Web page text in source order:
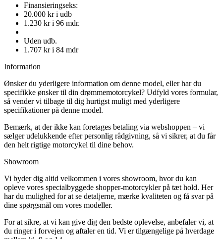
Finansieringseks:
20.000 kr i udb
1.230 kr i 96 mdr.
Uden udb.
1.707 kr i 84 mdr
Information
Ønsker du yderligere information om denne model, eller har du
specifikke ønsker til din drømmemotorcykel? Udfyld vores formular,
så vender vi tilbage til dig hurtigst muligt med yderligere
specifikationer på denne model.
Bemærk, at der ikke kan foretages betaling via webshoppen – vi
sælger udelukkende efter personlig rådgivning, så vi sikrer, at du får
den helt rigtige motorcykel til dine behov.
Showroom
Vi byder dig altid velkommen i vores showroom, hvor du kan
opleve vores specialbyggede shopper-motorcykler på tæt hold. Her
har du mulighed for at se detaljerne, mærke kvaliteten og få svar på
dine spørgsmål om vores modeller.
For at sikre, at vi kan give dig den bedste oplevelse, anbefaler vi, at
du ringer i forvejen og aftaler en tid. Vi er tilgængelige på hverdage